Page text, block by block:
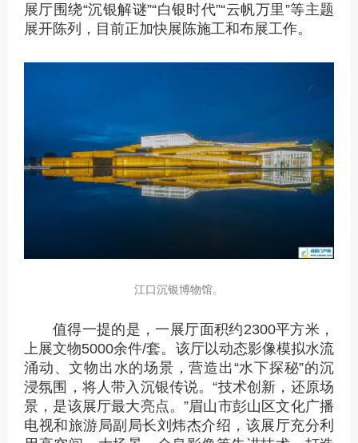
展厅围绕“沉银解谜”“白银时代”“云帆万里”等主题
展开陈列，目前正加快展陈施工和布展工作。
江口沉银博物馆。
值得一提的是，一展厅面积约2300平方米，
上展文物5000余件/套。该厅以动态影像模拟水流
涌动、文物出水的场景，营造出“水下探秘”的沉
浸氛围，将人带入沉银传说。“技术创新，还原场
景，是该展厅最大亮点。”眉山市彭山区文化广播
电视和旅游局副局长刘炜杰介绍，该展厅充分利